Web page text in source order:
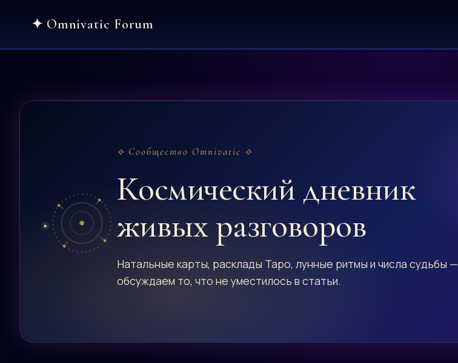
⟡ Сообщество Omnivatic ⟡
Космический дневник
живых разговоров
Натальные карты, расклады Таро, лунные ритмы и числа судьбы —
обсуждаем то, что не уместилось в статьи.